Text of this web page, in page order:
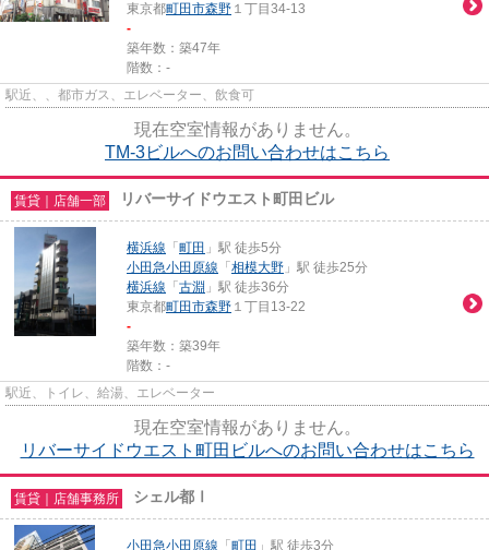
東京都町田市森野 １丁目34-13
-
築年数：築47年
階数：-
駅近、、都市ガス、エレベーター、飲食可
現在空室情報がありません。
TM-3ビルへのお問い合わせはこちら
賃貸｜店舗一部 リバーサイドウエスト町田ビル
横浜線 「 町田 」駅 徒歩5分
小田急小田原線 「 相模大野 」駅 徒歩25分
横浜線 「 古淵 」駅 徒歩36分
東京都町田市森野 １丁目13-22
-
築年数：築39年
階数：-
駅近、トイレ、給湯、エレベーター
現在空室情報がありません。
リバーサイドウエスト町田ビルへのお問い合わせはこちら
賃貸｜店舗事務所 シェル都Ⅰ
小田急小田原線 「 町田 」駅 徒歩3分